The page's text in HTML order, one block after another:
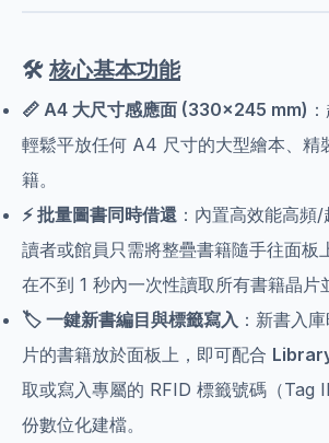
🛠️ 核心基本功能
📏 A4 大尺寸感應面 (330×245 mm)
輕鬆平放任何 A4 尺寸的大型繪本、精
籍。
⚡ 批量圖書同時借還 ：內置高效能高頻
讀者或館員只需將整疊書籍隨手往面板
在不到 1 秒內一次性讀取所有書籍晶片
🏷️ 一鍵新書編目與標籤寫入 ：新書入
片的書籍放於面板上，即可配合
取或寫入專屬的 RFID 標籤號碼（Tag
份數位化建檔。